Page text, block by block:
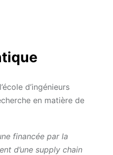
d’ingénieurs
en matière de
financée par la
d’une supply chain